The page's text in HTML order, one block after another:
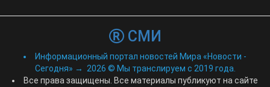
СМИ
Информационный портал новостей Мира «Новости -
Сегодня» → 2026 © Мы транслируем с 2019 года.
Все права защищены. Все материалы публикуют на сайте